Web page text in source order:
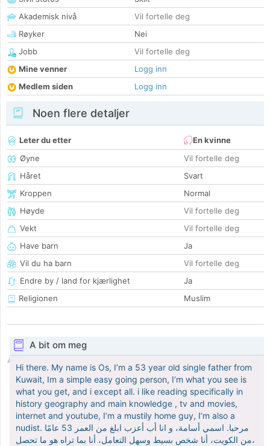
Akademisk nivå
Vil fortelle deg
Røyker
Nei
Jobb
Vil fortelle deg
Mine venner
Logg inn
Medlem siden
Logg inn
Noen flere detaljer
Leter du etter
En kvinne
Øyne
Vil fortelle deg
Håret
Svart
Kroppen
Normal
Høyde
Vil fortelle deg
Vekt
Vil fortelle deg
Have barn
Ja
Vil du ha barn
Vil fortelle deg
Endre by / land for kjærlighet
Ja
Religionen
Muslim
A bit om meg
Hi there. My name is Os, I’m a 53 year old single father from
Kuwait, Im a simple easy going person, I’m what you see is
what you get, and i except all. i like reading specifically in
history geography and main knowledge , tv and movies,
internet and youtube, I’m a mustily home guy, I’m also a
nudist. مرحبا. اسمي أسامة، و انا أب أعزب ابلغ من العمر 53 عامًا
،من الكويت، أنا شخص بسيط وسهل التعامل، أنا بما تراه هو ما تحصل